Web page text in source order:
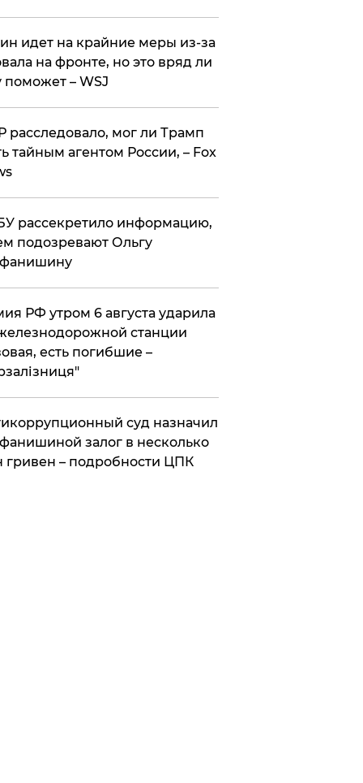
идет на крайние меры из-за
на фронте, но это вряд ли
поможет – WSJ
расследовало, мог ли Трамп
тайным агентом России, – Fox
рассекретило информацию,
подозревают Ольгу
РФ утром 6 августа ударила
станции
есть погибшие –
суд назначил
залог в несколько
гривен – подробности ЦПК